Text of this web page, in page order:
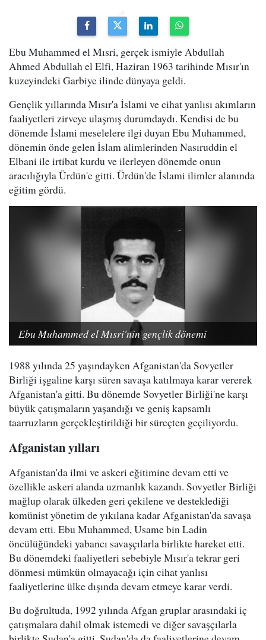
Ebu Muhammed el Mısri, gerçek ismiyle Abdullah
Ahmed Abdullah el Elfi, Haziran 1963 tarihinde Mısır'ın
kuzeyindeki Garbiye ilinde dünyaya geldi.
Gençlik yıllarında Mısır'a İslami ve cihat yanlısı akımların
faaliyetleri zirveye ulaşmış durumdaydı. Kendisi de bu
dönemde İslami meselelere ilgi duyan Ebu Muhammed,
dönemin önde gelen İslam alimlerinden Nasıruddin el
Elbani ile irtibat kurdu ve ilerleyen dönemde onun
aracılığıyla Ürdün'e gitti. Ürdün'de İslami ilimler alanında
eğitim gördü.
Ebu Muhammed el Mısri'nin gençlik dönemi
1988 yılında 25 yaşındayken Afganistan'da Sovyetler
Birliği işgaline karşı süren savaşa katılmaya karar vererek
Afganistan'a gitti. Bu dönemde Sovyetler Birliği'ne karşı
büyük çatışmaların yaşandığı ve geniş kapsamlı
taarruzların gerçekleştirildiği bir süreçten geçiliyordu.
Afganistan yılları
Afganistan'da ilmi ve askeri eğitimine devam etti ve
özellikle askeri alanda uzmanlık kazandı. Sovyetler Birliği
mağlup olarak ülkeden geri çekilene ve desteklediği
komünist yönetim de yıkılana kadar Afganistan'da savaşa
devam etti. Ebu Muhammed, Usame bin Ladin
öncülüğündeki yabancı savaşçılarla birlikte hareket etti.
Bu dönemdeki faaliyetleri sebebiyle Mısır'a tekrar geri
dönmesi mümkün olmayacağı için cihat yanlısı
faaliyetlerine ülke dışında devam etmeye karar verdi.
Bu doğrultuda, 1992 yılında Afgan gruplar arasındaki iç
çatışmalara dahil olmak istemedi ve diğer savaşçılarla